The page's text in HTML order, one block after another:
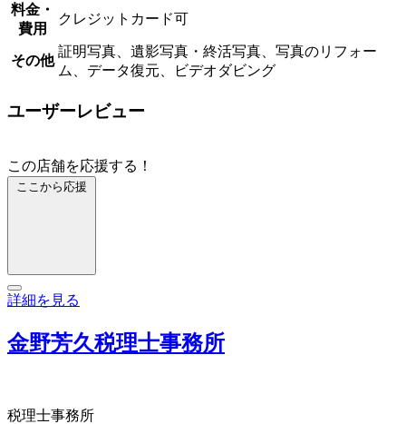
料金・
費用
クレジットカード可
その他
証明写真、遺影写真・終活写真、写真のリフォー
ム、データ復元、ビデオダビング
ユーザーレビュー
この店舗を応援する！
ここから応援
詳細を見る
金野芳久税理士事務所
税理士事務所